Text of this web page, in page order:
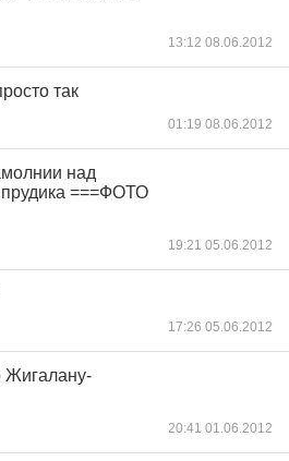
13:12 08.06.2012
так
01:19 08.06.2012
над
===ФОТО
19:21 05.06.2012
17:26 05.06.2012
Жигалану-
20:41 01.06.2012